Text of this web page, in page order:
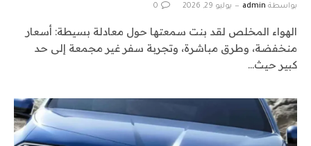
بواسطة admin يوليو 29, 2026 0
الهواء المخلص لقد بنت سمعتها حول معادلة بسيطة: أسعار
منخفضة، وطرق مباشرة، وتجربة سفر غير مجمعة إلى حد
كبير حيث…